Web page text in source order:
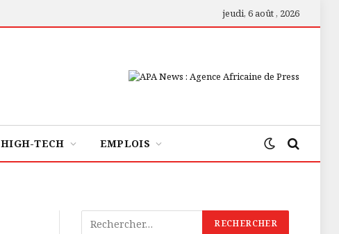
jeudi, 6 août , 2026
HIGH-TECH EMPLOIS